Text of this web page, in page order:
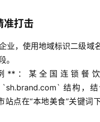
准打击
业，使用地域标识二级域
。
：某全国连锁餐饮
结构，结
站点在“本地美食”关键词